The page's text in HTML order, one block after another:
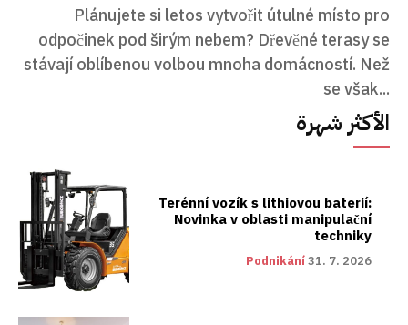
Plánujete si letos vytvořit útulné místo pro
odpočinek pod širým nebem? Dřevěné terasy se
stávají oblíbenou volbou mnoha domácností. Než
se však...
الأكثر شهرة
Terénní vozík s lithiovou baterií:
Novinka v oblasti manipulační
techniky
Podnikání31. 7. 2026